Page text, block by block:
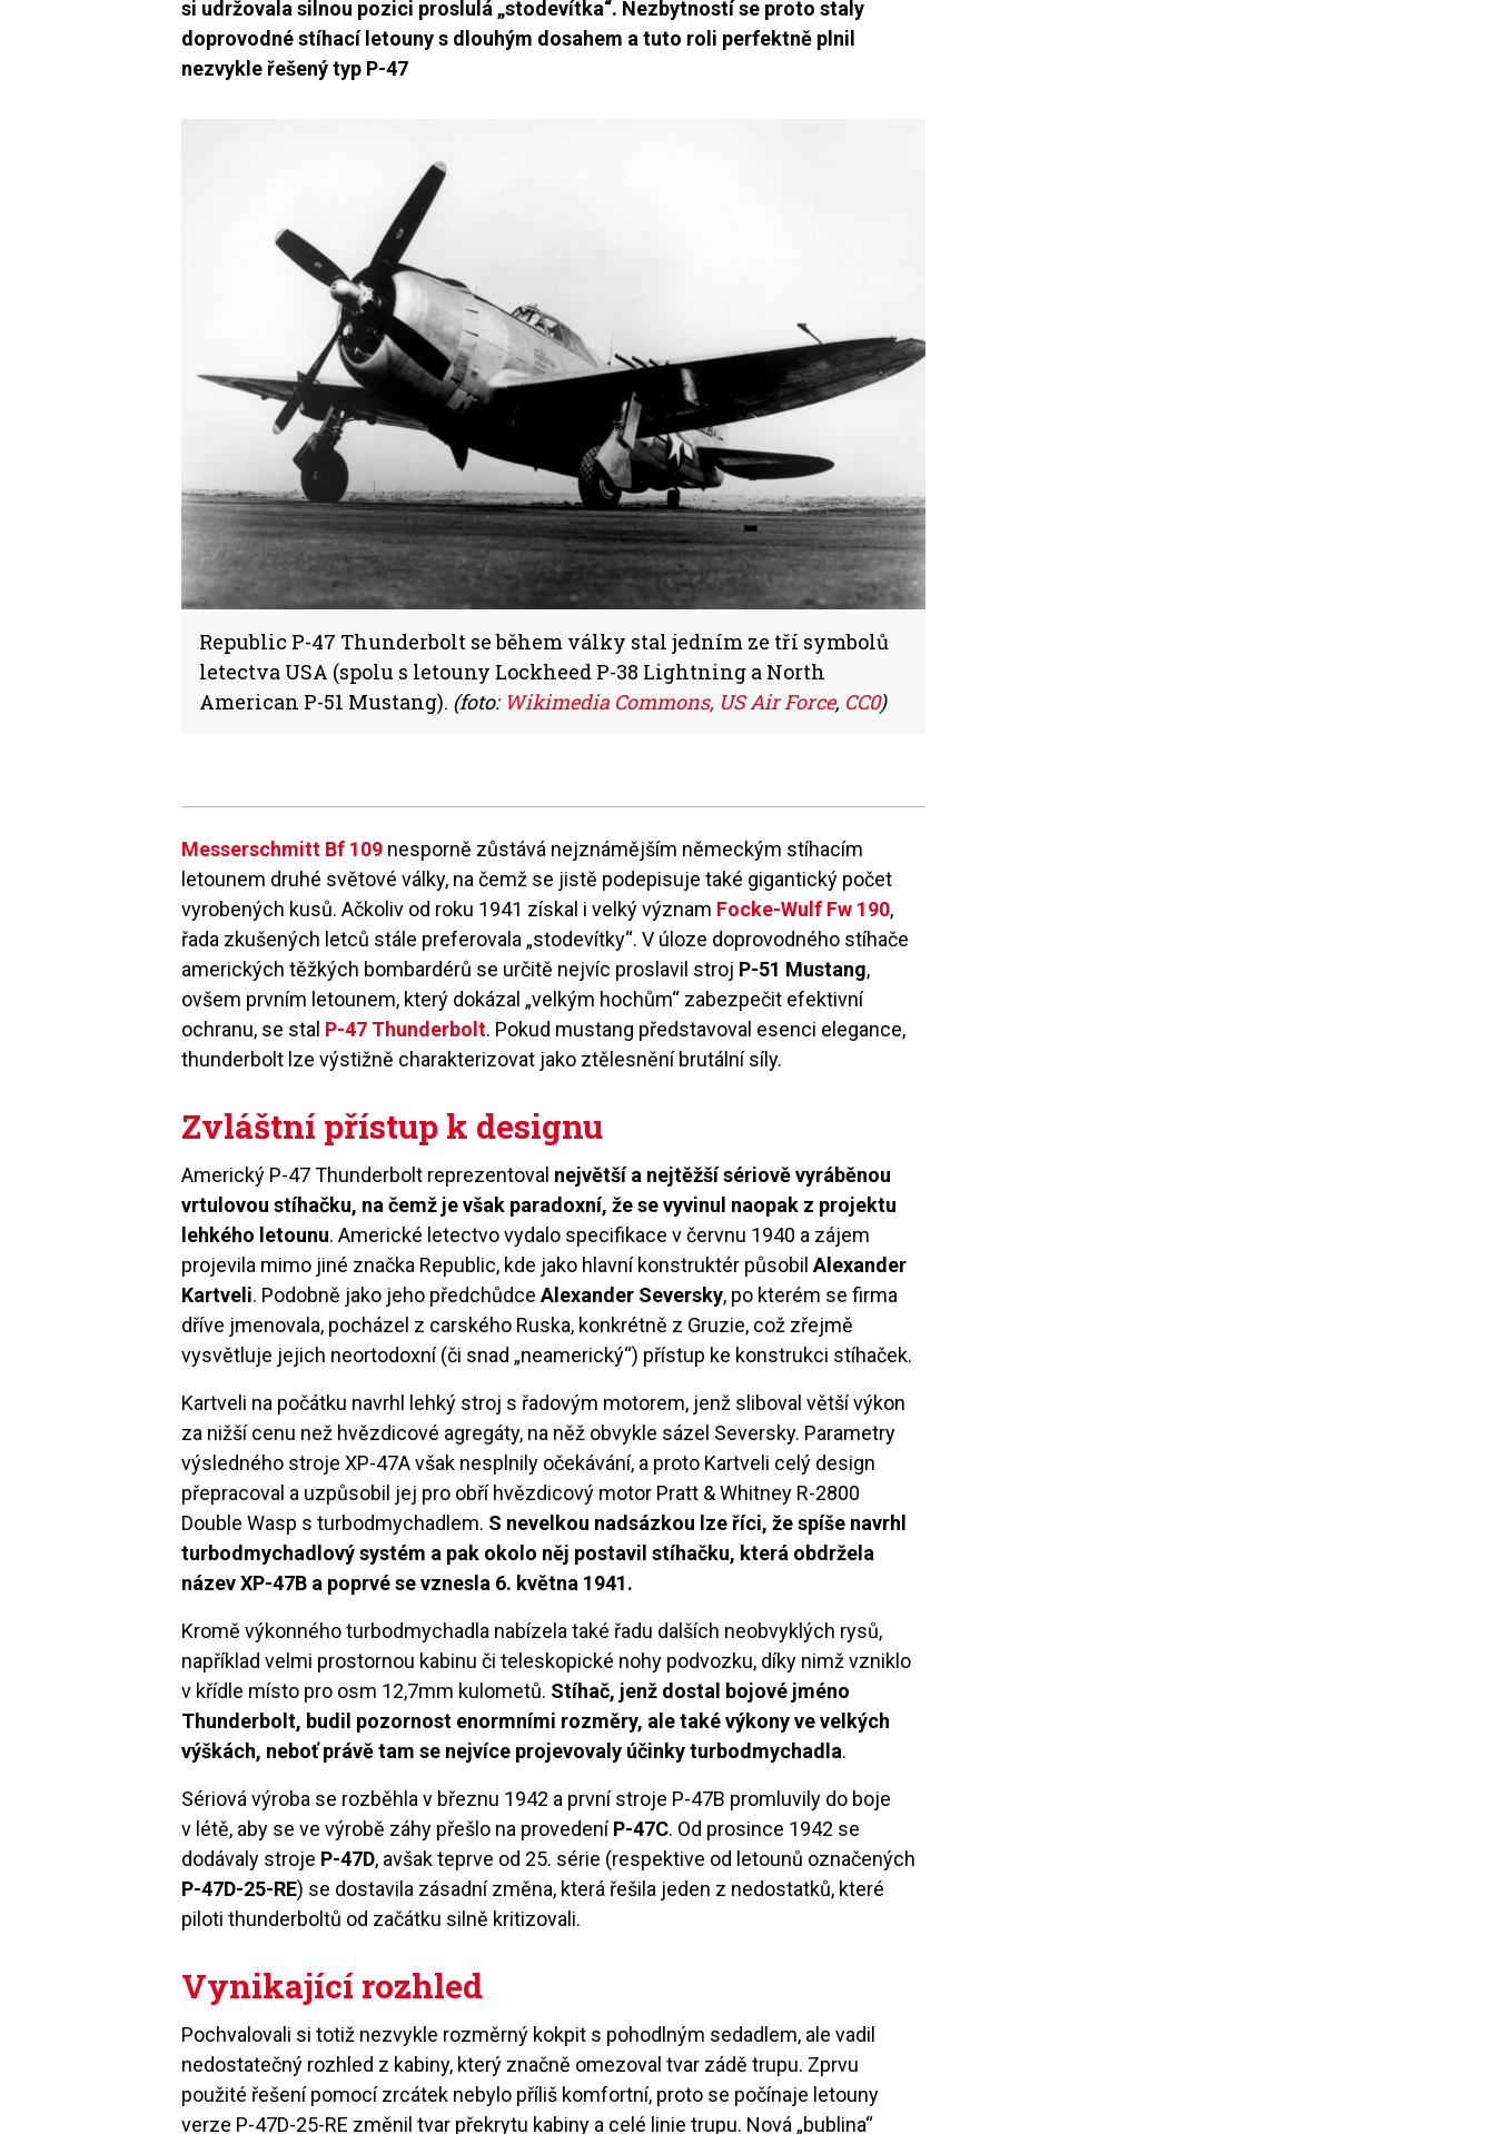
si udržovala silnou pozici proslulá „stodevítka“. Nezbytností se proto staly
doprovodné stíhací letouny s dlouhým dosahem a tuto roli perfektně plnil
nezvykle řešený typ P-47
Republic P-47 Thunderbolt se během války stal jedním ze tří symbolů
letectva USA (spolu s letouny Lockheed P-38 Lightning a North
American P-51 Mustang). (foto: Wikimedia Commons, US Air Force, CC0)
Messerschmitt Bf 109 nesporně zůstává nejznámějším německým stíhacím
letounem druhé světové války, na čemž se jistě podepisuje také gigantický počet
vyrobených kusů. Ačkoliv od roku 1941 získal i velký význam Focke-Wulf Fw 190,
řada zkušených letců stále preferovala „stodevítky“. V úloze doprovodného stíhače
amerických těžkých bombardérů se určitě nejvíc proslavil stroj P-51 Mustang,
ovšem prvním letounem, který dokázal „velkým hochům“ zabezpečit efektivní
ochranu, se stal P-47 Thunderbolt. Pokud mustang představoval esenci elegance,
thunderbolt lze výstižně charakterizovat jako ztělesnění brutální síly.
Zvláštní přístup k designu
Americký P-47 Thunderbolt reprezentoval největší a nejtěžší sériově vyráběnou
vrtulovou stíhačku, na čemž je však paradoxní, že se vyvinul naopak z projektu
lehkého letounu. Americké letectvo vydalo specifikace v červnu 1940 a zájem
projevila mimo jiné značka Republic, kde jako hlavní konstruktér působilAlexander
Kartveli. Podobně jako jeho předchůdceAlexander Seversky, po kterém se firma
dříve jmenovala, pocházel z carského Ruska, konkrétně z Gruzie, což zřejmě
vysvětluje jejich neortodoxní (či snad „neamerický“) přístup ke konstrukci stíhaček.
Kartveli na počátku navrhl lehký stroj s řadovým motorem, jenž sliboval větší výkon
za nižší cenu než hvězdicové agregáty, na něž obvykle sázel Seversky. Parametry
výsledného stroje XP-47A však nesplnily očekávání, a proto Kartveli celý design
přepracoval a uzpůsobil jej pro obří hvězdicový motor Pratt & Whitney R-2800
Double Wasp s turbodmychadlem. S nevelkou nadsázkou lze říci, že spíše navrhl
turbodmychadlový systém a pak okolo něj postavil stíhačku, která obdržela
název XP-47B a poprvé se vznesla 6. května 1941.
Kromě výkonného turbodmychadla nabízela také řadu dalších neobvyklých rysů,
například velmi prostornou kabinu či teleskopické nohy podvozku, díky nimž vzniklo
v křídle místo pro osm 12,7mm kulometů. Stíhač, jenž dostal bojové jméno
Thunderbolt, budil pozornost enormními rozměry, ale také výkony ve velkých
výškách, neboť právě tam se nejvíce projevovaly účinky turbodmychadla.
Sériová výroba se rozběhla v březnu 1942 a první stroje P-47B promluvily do boje
v létě, aby se ve výrobě záhy přešlo na provedeníP-47C. Od prosince 1942 se
dodávaly stroje P-47D, avšak teprve od 25. série (respektive od letounů označených
P-47D-25-RE) se dostavila zásadní změna, která řešila jeden z nedostatků, které
piloti thunderboltů od začátku silně kritizovali.
Vynikající rozhled
Pochvalovali si totiž nezvykle rozměrný kokpit s pohodlným sedadlem, ale vadil
nedostatečný rozhled z kabiny, který značně omezoval tvar zádě trupu. Zprvu
použité řešení pomocí zrcátek nebylo příliš komfortní, proto se počínaje letouny
verze P-47D-25-RE změnil tvar překrytu kabiny a celé linie trupu. Nová „bublina“